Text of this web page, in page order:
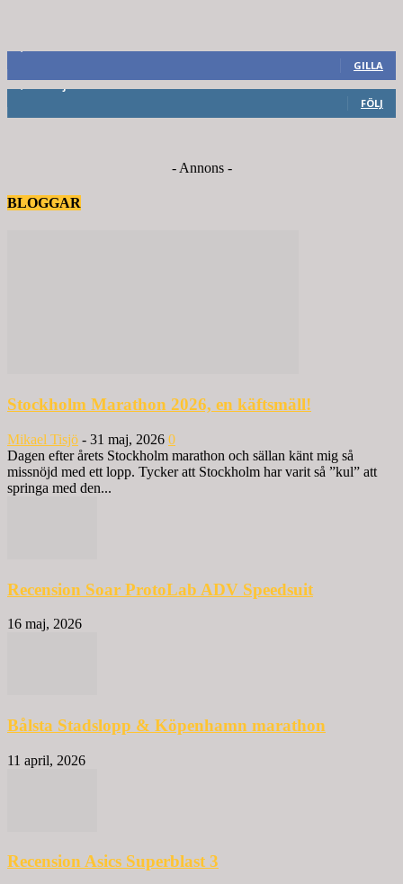
GILLA
FÖLJ
- Annons -
BLOGGAR
Stockholm Marathon 2026, en käftsmäll!
Mikael Tisjö - 31 maj, 2026 0
Dagen efter årets Stockholm marathon och sällan känt mig så
missnöjd med ett lopp. Tycker att Stockholm har varit så ”kul” att
springa med den...
Recension Soar ProtoLab ADV Speedsuit
16 maj, 2026
Bålsta Stadslopp & Köpenhamn marathon
11 april, 2026
Recension Asics Superblast 3